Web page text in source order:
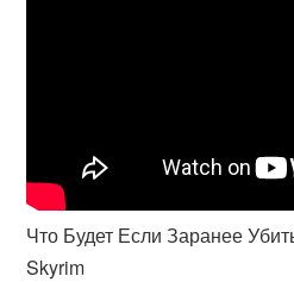
Что Будет Если Заранее
Skyrim